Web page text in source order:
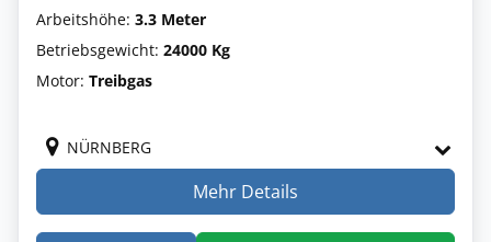
Arbeitshöhe: 3.3 Meter
Betriebsgewicht: 24000 Kg
Motor: Treibgas
NÜRNBERG
Mehr Details